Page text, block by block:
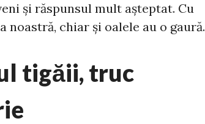
și răspunsul mult așteptat. Cu
chiar și oalele au o gaură.
tigăii, truc